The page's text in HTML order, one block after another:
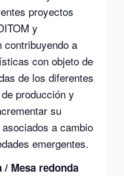
proyectos
y
contribuyendo a
con objeto de
de los diferentes
producción y
su
a cambio
emergentes.
/ Mesa redonda